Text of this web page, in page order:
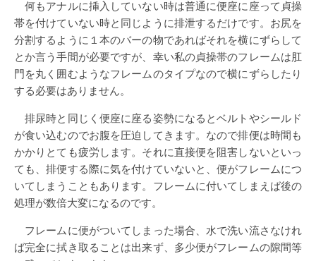
何もアナルに挿入していない時は普通に便座に座って貞操
帯を付けていない時と同じように排泄するだけです。お尻を
分割するように１本のバーの物であればそれを横にずらして
とか言う手間が必要ですが、幸い私の貞操帯のフレームは肛
門を丸く囲むようなフレームのタイプなので横にずらしたり
する必要はありません。
排尿時と同じく便座に座る姿勢になるとベルトやシールド
が食い込むのでお腹を圧迫してきます。なので排便は時間も
かかりとても疲労します。それに直接便を阻害しないといっ
ても、排便する際に気を付けていないと、便がフレームにつ
いてしまうこともあります。フレームに付いてしまえば後の
処理が数倍大変になるのです。
フレームに便がついてしまった場合、水で洗い流さなけれ
ば完全に拭き取ることは出来ず、多少便がフレームの隙間等